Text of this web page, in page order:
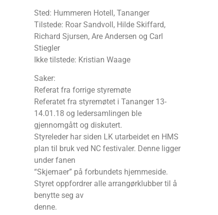
Sted: Hummeren Hotell, Tananger
Tilstede: Roar Sandvoll, Hilde Skiffard,
Richard Sjursen, Are Andersen og Carl
Stiegler
Ikke tilstede: Kristian Waage
Saker:
Referat fra forrige styremøte
Referatet fra styremøtet i Tananger 13-
14.01.18 og ledersamlingen ble
gjennomgått og diskutert.
Styreleder har siden LK utarbeidet en HMS
plan til bruk ved NC festivaler. Denne ligger
under fanen
“Skjemaer” på forbundets hjemmeside.
Styret oppfordrer alle arrangørklubber til å
benytte seg av
denne.